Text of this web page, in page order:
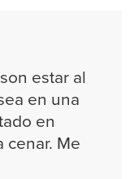
estar al
en una
en
Me